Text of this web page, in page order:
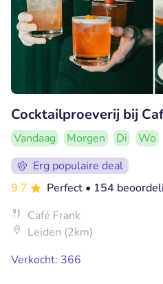
Cocktailproeverij bij
Vandaag Morgen Di Wo
Erg populaire deal
9.7
Perfect • 154
Café Frank
Leiden (2km)
Verkocht: 366